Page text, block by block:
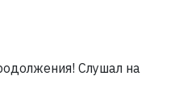
Слушал на